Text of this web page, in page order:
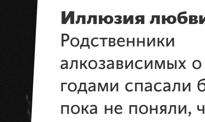
Иллюзия
Родственники
алкозависимых
годами спасали
пока не поняли,